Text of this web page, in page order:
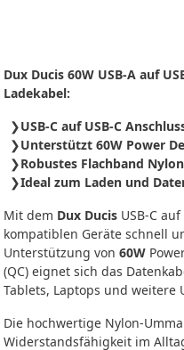
Dux Ducis 60W USB-A auf
Ladekabel:
USB-C auf USB-C
Unterstützt 60W Power
Robustes Flachband
Ideal zum Laden und
Mit dem Dux Ducis USB-C
kompatiblen Geräte schnell
Unterstützung von 60W
(QC) eignet sich das
Tablets, Laptops und weitere
Die hochwertige Nylon-
Widerstandsfähigkeit im